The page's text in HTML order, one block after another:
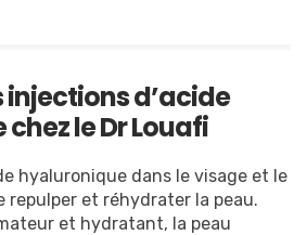
injections d’acide
le Dr Louafi
hyaluronique dans le visage et le
repulper et réhydrater la peau.
et hydratant, la peau